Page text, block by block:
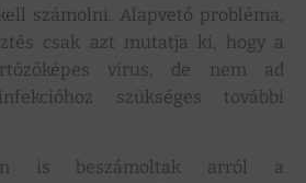
számolni. Alapvető probléma,
csak azt mutatja ki, hogy a
vírus, de nem ad
szükséges további
is beszámoltak arról a